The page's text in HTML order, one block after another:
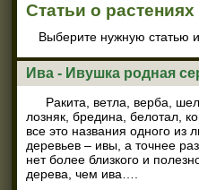
Статьи о растениях
Выберите нужную статью
Ива - Ивушка родная
Ракита, ветла, верба,
лозняк, бредина, белотал,
все это названия одного
деревьев – ивы, а точнее
нет более близкого и
дерева, чем ива….